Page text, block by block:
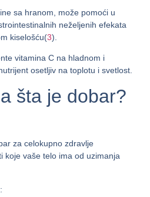
sa hranom, može pomoći u
neželjenih efekata
kiselošću(3).
vitamina C na hladnom i
osetljiv na toplotu i svetlost.
šta je dobar?
za celokupno zdravlje
koje vaše telo ima od uzimanja